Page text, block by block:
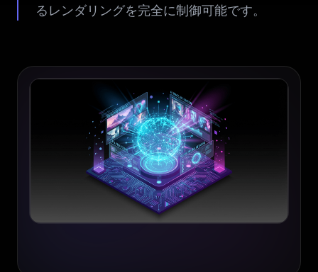
るレンダリングを完全に制御可能です。